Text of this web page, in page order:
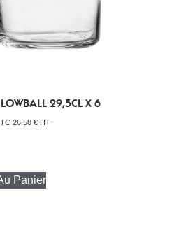
29,5CL X 6
26,58 € HT
Panier